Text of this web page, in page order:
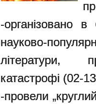
-організовано в
науково-
літератури,
катастрофі (02-
-провели